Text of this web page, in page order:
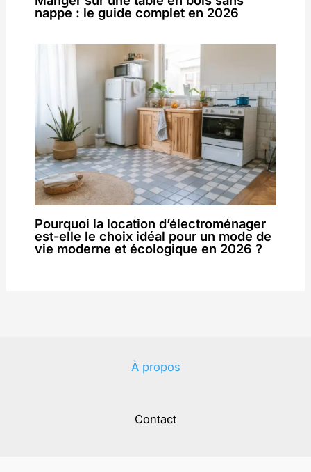
nappe : le guide complet en 2026
Pourquoi la location d’électroménager
est-elle le choix idéal pour un mode de
vie moderne et écologique en 2026 ?
À propos
Contact